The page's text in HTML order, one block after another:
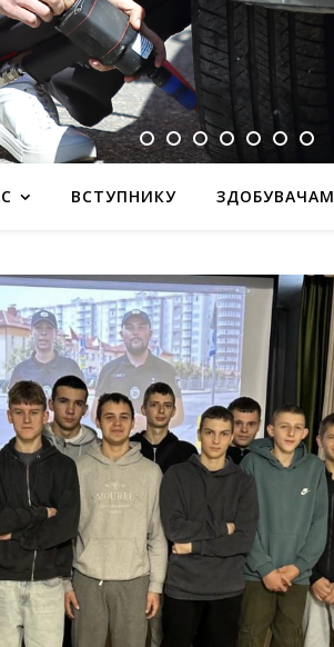
ВСТУПНИКУ ЗДОБУВАЧАМ